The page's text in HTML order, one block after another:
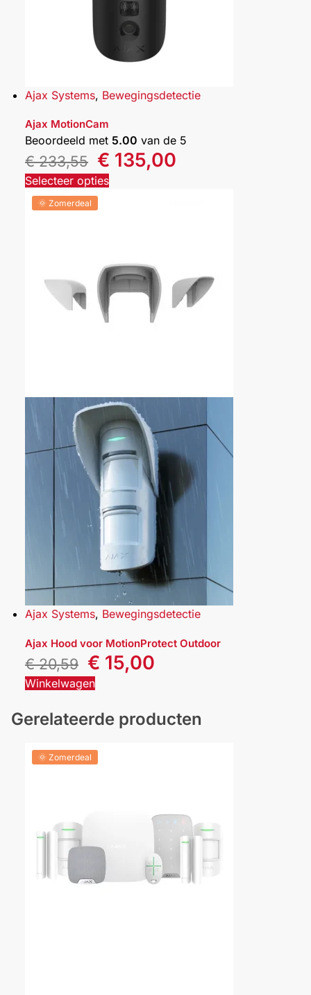
Ajax Systems, Bewegingsdetectie
Ajax MotionCam
Beoordeeld met 5.00 van de 5
€233,55 € 135,00
Selecteer opties
🌞 Zomerdeal
Ajax Systems, Bewegingsdetectie
Ajax Hood voor MotionProtect Outdoor
€20,59 € 15,00
Winkelwagen
Gerelateerde producten
🌞 Zomerdeal